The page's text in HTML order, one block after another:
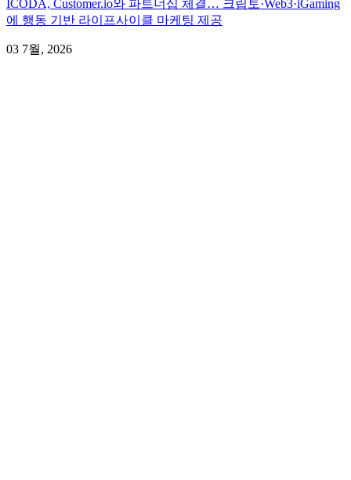
ICODA, Customer.io와 파트너십 체결… 크립토·Web3·iGaming
에 행동 기반 라이프사이클 마케팅 제공
03 7월, 2026